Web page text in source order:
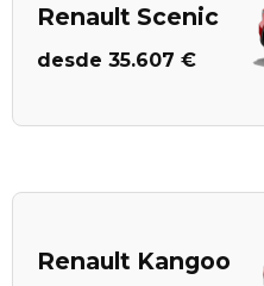
Renault Scenic
desde 35.607 €
Renault Kangoo